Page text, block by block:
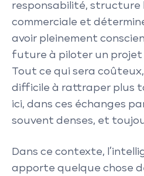
responsabilité, structure
commerciale et
avoir pleinement
future à piloter un projet
Tout ce qui sera
difficile à rattraper plus
ici, dans ces échanges
souvent denses, et
Dans ce contexte,
apporte quelque chose